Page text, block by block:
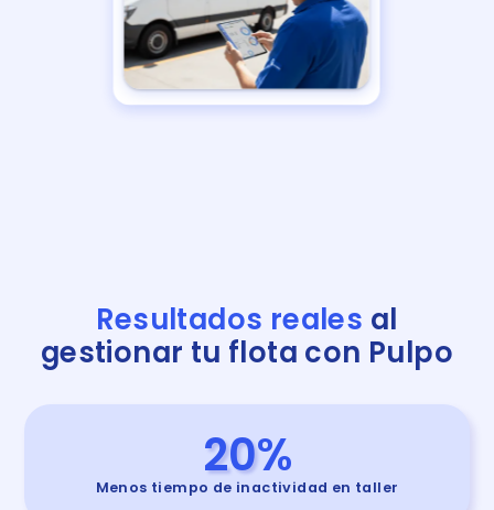
Resultados reales al
gestionar tu flota con Pulpo
20%
Menos tiempo de inactividad en taller